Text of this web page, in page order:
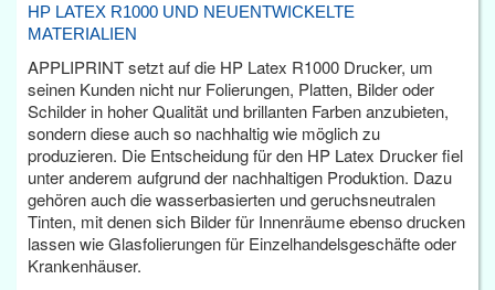
HP LATEX R1000 UND NEUENTWICKELTE
MATERIALIEN
APPLIPRINT setzt auf die HP Latex R1000 Drucker, um
seinen Kunden nicht nur Folierungen, Platten, Bilder oder
Schilder in hoher Qualität und brillanten Farben anzubieten,
sondern diese auch so nachhaltig wie möglich zu
produzieren. Die Entscheidung für den HP Latex Drucker fiel
unter anderem aufgrund der nachhaltigen Produktion. Dazu
gehören auch die wasserbasierten und geruchsneutralen
Tinten, mit denen sich Bilder für Innenräume ebenso drucken
lassen wie Glasfolierungen für Einzelhandelsgeschäfte oder
Krankenhäuser.